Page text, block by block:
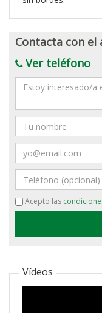
Contacta con el
Ver teléfono
Mensaje
Nombre
Email
Teléfono
Acepto las
Vídeos